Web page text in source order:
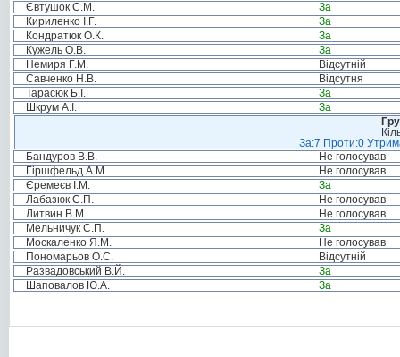
Євтушок С.М.
За
Кириленко І.Г.
За
Кондратюк О.К.
За
Кужель О.В.
За
Немиря Г.М.
Відсутній
Савченко Н.В.
Відсутня
Тарасюк Б.І.
За
Шкрум А.І.
За
За:7 Проти:0
Бандуров В.В.
Не голосував
Гіршфельд А.М.
Не голосував
Єремеєв І.М.
За
Лабазюк С.П.
Не голосував
Литвин В.М.
Не голосував
Мельничук С.П.
За
Москаленко Я.М.
Не голосував
Пономарьов О.С.
Відсутній
Развадовський В.Й.
За
Шаповалов Ю.А.
За